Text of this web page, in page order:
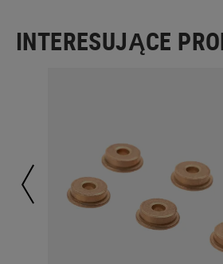
INTERESUJĄCE